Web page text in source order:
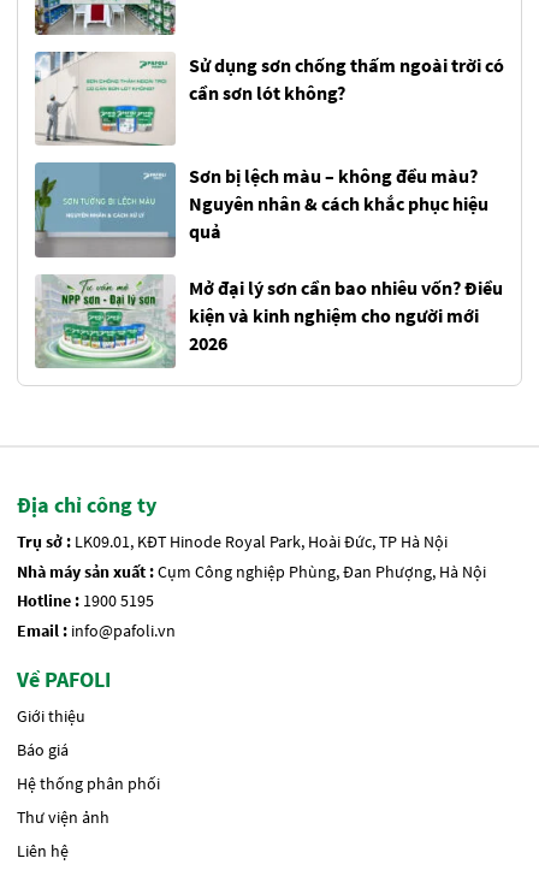
Sử dụng sơn chống thấm ngoài trời có
cần sơn lót không?
Sơn bị lệch màu – không đều màu?
Nguyên nhân & cách khắc phục hiệu
quả
Mở đại lý sơn cần bao nhiêu vốn? Điều
kiện và kinh nghiệm cho người mới
2026
Địa chỉ công ty
Trụ sở : LK09.01, KĐT Hinode Royal Park, Hoài Đức, TP Hà Nội
Nhà máy sản xuất :Cụm Công nghiệp Phùng, Đan Phượng, Hà Nội
Hotline : 1900 5195
Email : info@pafoli.vn
Về PAFOLI
Giới thiệu
Báo giá
Hệ thống phân phối
Thư viện ảnh
Liên hệ